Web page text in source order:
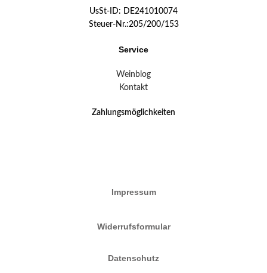
UsSt-ID: DE241010074
Steuer-Nr.:205/200/153
Service
Weinblog
Kontakt
Zahlungsmöglichkeiten
Impressum
Widerrufsformular
Datenschutz